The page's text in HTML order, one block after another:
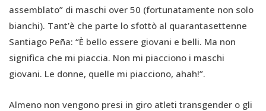
assemblato” di maschi over 50 (fortunatamente non solo
bianchi). Tant’è che parte lo sfottò al quarantasettenne
Santiago Peña: “È bello essere giovani e belli. Ma non
significa che mi piaccia. Non mi piacciono i maschi
giovani. Le donne, quelle mi piacciono, ahah!”.
Almeno non vengono presi in giro atleti transgender o gli